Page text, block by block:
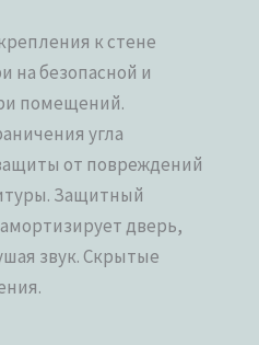
к стене
на безопасной и
помещений.
угла
от повреждений
Защитный
дверь,
звук. Скрытые